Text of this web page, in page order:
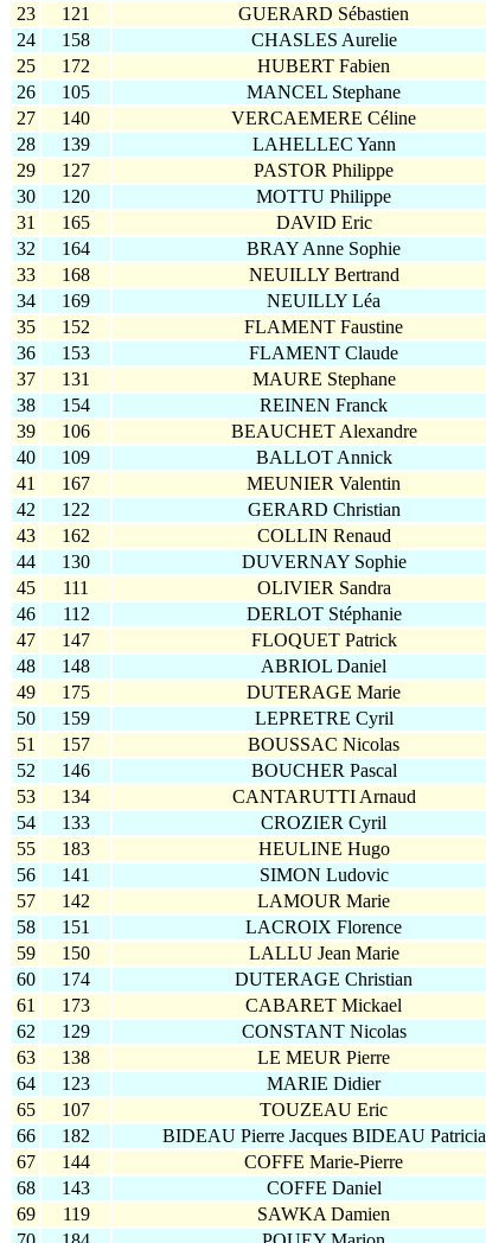
23
121 GUERARD Sébastien
24
158 CHASLES Aurelie
25
172 HUBERT Fabien
26
105 MANCEL Stephane
27
140 VERCAEMERE Céline
28
139 LAHELLEC Yann
29
127 PASTOR Philippe
30
120 MOTTU Philippe
31
165 DAVID Eric
32
164 BRAY Anne Sophie
33
168 NEUILLY Bertrand
34
169 NEUILLY Léa
35
152 FLAMENT Faustine
36
153 FLAMENT Claude
37
131 MAURE Stephane
38
154 REINEN Franck
39
106 BEAUCHET Alexandre
40
109 BALLOT Annick
41
167 MEUNIER Valentin
42
122 GERARD Christian
43
162 COLLIN Renaud
44
130 DUVERNAY Sophie
45
111 OLIVIER Sandra
46
112 DERLOT Stéphanie
47
147 FLOQUET Patrick
48
148 ABRIOL Daniel
49
175 DUTERAGE Marie
50
159 LEPRETRE Cyril
51
157 BOUSSAC Nicolas
52
146 BOUCHER Pascal
53
134 CANTARUTTI Arnaud
54
133 CROZIER Cyril
55
183 HEULINE Hugo
56
141 SIMON Ludovic
57
142 LAMOUR Marie
58
151 LACROIX Florence
59
150 LALLU Jean Marie
60
174 DUTERAGE Christian
61
173 CABARET Mickael
62
129 CONSTANT Nicolas
63
138 LE MEUR Pierre
64
123 MARIE Didier
65
107 TOUZEAU Eric
66
182 BIDEAU Pierre Jacques BIDEAU Patricia
67
144 COFFE Marie-Pierre
68
143 COFFE Daniel
69
119 SAWKA Damien